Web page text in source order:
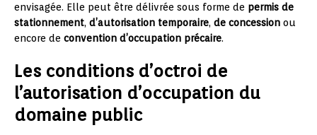
envisagée. Elle peut être délivrée sous forme de permis de
stationnement, d’autorisation temporaire, de concession ou
encore de convention d’occupation précaire.
Les conditions d’octroi de
l’autorisation d’occupation du
domaine public